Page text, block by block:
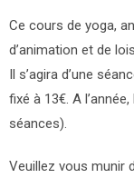
Ce cours de yoga,
d’animation et de
Il s’agira d’une
fixé à 13€. A
séances).
Veuillez vous munir